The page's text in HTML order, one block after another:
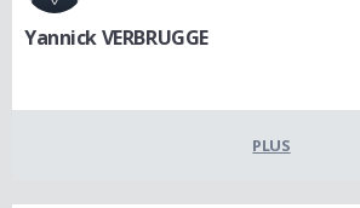
Yannick VERBRUGGE
PLUS